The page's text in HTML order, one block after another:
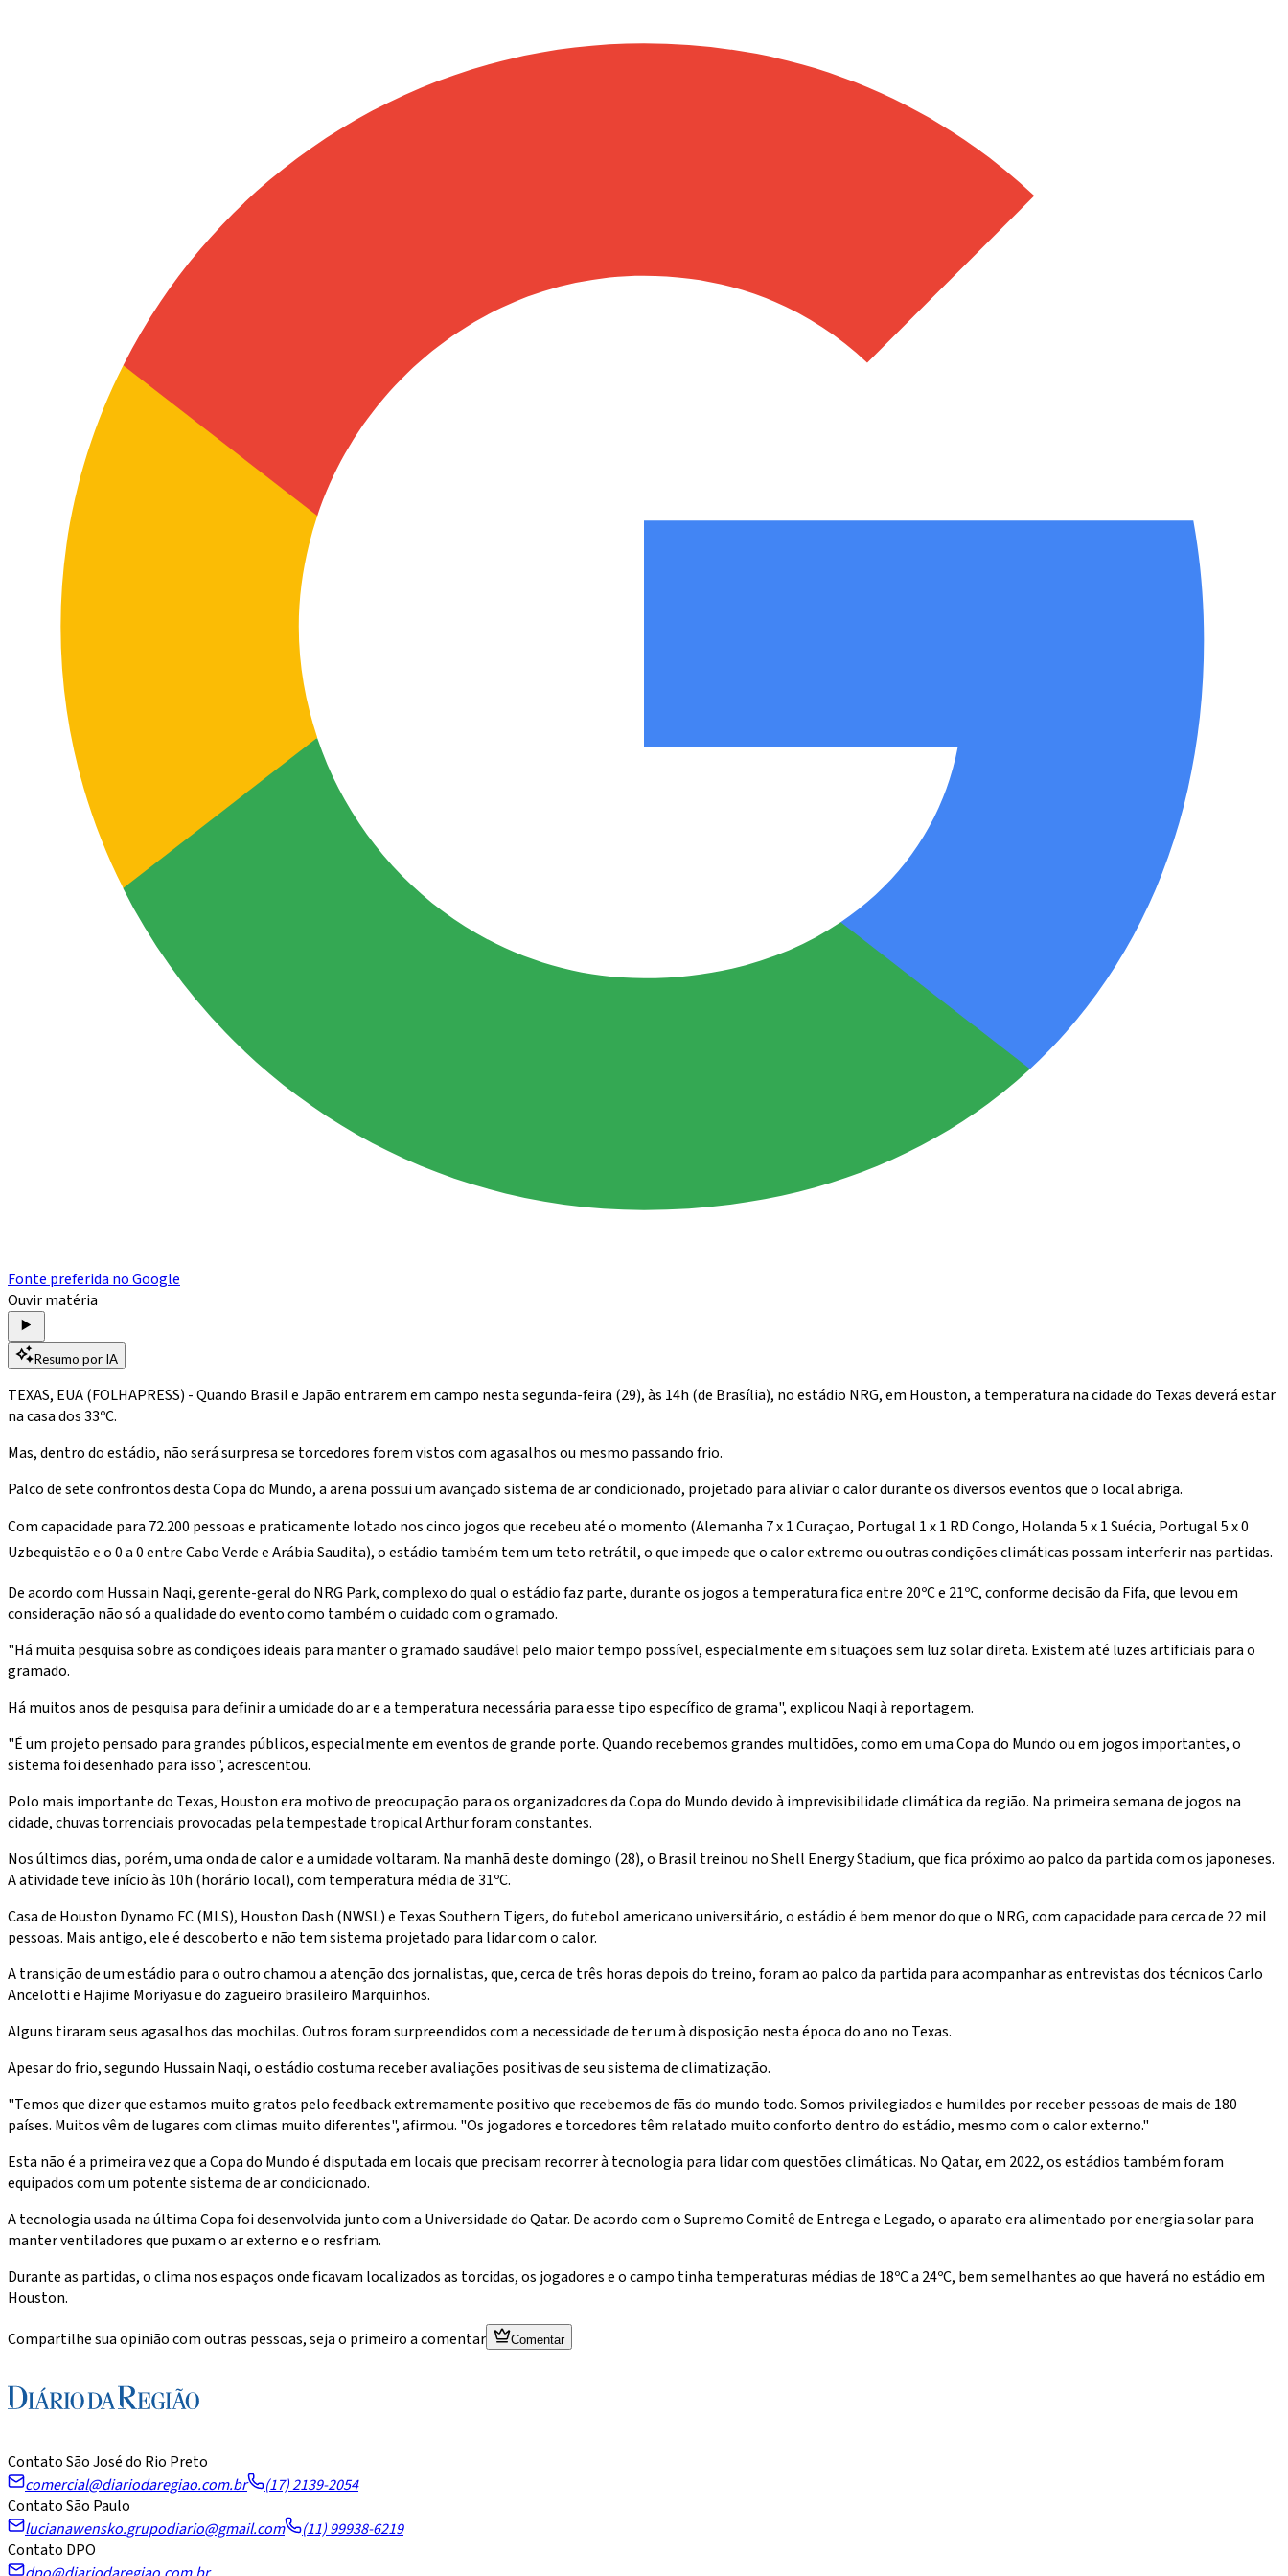
Fonte preferida no Google
Ouvir matéria
Resumo por IA
TEXAS, EUA (FOLHAPRESS) - Quando Brasil e Japão entrarem em campo nesta segunda-feira (29), às 14h (de Brasília), no estádio NRG, em Houston, a temperatura na cidade do Texas deverá estar
na casa dos 33ºC.
Mas, dentro do estádio, não será surpresa se torcedores forem vistos com agasalhos ou mesmo passando frio.
Palco de sete confrontos desta Copa do Mundo, a arena possui um avançado sistema de ar condicionado, projetado para aliviar o calor durante os diversos eventos que o local abriga.
Com capacidade para 72.200 pessoas e praticamente lotado nos cinco jogos que recebeu até o momento (Alemanha 7 x 1 Curaçao, Portugal 1 x 1 RD Congo, Holanda 5 x 1 Suécia, Portugal 5 x 0
Uzbequistão e o 0 a 0 entre Cabo Verde e Arábia Saudita), o estádio também tem um teto retrátil, o que impede que o calor extremo ou outras condições climáticas possam interferir nas partidas.
De acordo com Hussain Naqi, gerente-geral do NRG Park, complexo do qual o estádio faz parte, durante os jogos a temperatura fica entre 20ºC e 21ºC, conforme decisão da Fifa, que levou em
consideração não só a qualidade do evento como também o cuidado com o gramado.
"Há muita pesquisa sobre as condições ideais para manter o gramado saudável pelo maior tempo possível, especialmente em situações sem luz solar direta. Existem até luzes artificiais para o
gramado.
Há muitos anos de pesquisa para definir a umidade do ar e a temperatura necessária para esse tipo específico de grama", explicou Naqi à reportagem.
"É um projeto pensado para grandes públicos, especialmente em eventos de grande porte. Quando recebemos grandes multidões, como em uma Copa do Mundo ou em jogos importantes, o
sistema foi desenhado para isso", acrescentou.
Polo mais importante do Texas, Houston era motivo de preocupação para os organizadores da Copa do Mundo devido à imprevisibilidade climática da região. Na primeira semana de jogos na
cidade, chuvas torrenciais provocadas pela tempestade tropical Arthur foram constantes.
Nos últimos dias, porém, uma onda de calor e a umidade voltaram. Na manhã deste domingo (28), o Brasil treinou no Shell Energy Stadium, que fica próximo ao palco da partida com os japoneses.
A atividade teve início às 10h (horário local), com temperatura média de 31ºC.
Casa de Houston Dynamo FC (MLS), Houston Dash (NWSL) e Texas Southern Tigers, do futebol americano universitário, o estádio é bem menor do que o NRG, com capacidade para cerca de 22 mil
pessoas. Mais antigo, ele é descoberto e não tem sistema projetado para lidar com o calor.
A transição de um estádio para o outro chamou a atenção dos jornalistas, que, cerca de três horas depois do treino, foram ao palco da partida para acompanhar as entrevistas dos técnicos Carlo
Ancelotti e Hajime Moriyasu e do zagueiro brasileiro Marquinhos.
Alguns tiraram seus agasalhos das mochilas. Outros foram surpreendidos com a necessidade de ter um à disposição nesta época do ano no Texas.
Apesar do frio, segundo Hussain Naqi, o estádio costuma receber avaliações positivas de seu sistema de climatização.
"Temos que dizer que estamos muito gratos pelo feedback extremamente positivo que recebemos de fãs do mundo todo. Somos privilegiados e humildes por receber pessoas de mais de 180
países. Muitos vêm de lugares com climas muito diferentes", afirmou. "Os jogadores e torcedores têm relatado muito conforto dentro do estádio, mesmo com o calor externo."
Esta não é a primeira vez que a Copa do Mundo é disputada em locais que precisam recorrer à tecnologia para lidar com questões climáticas. No Qatar, em 2022, os estádios também foram
equipados com um potente sistema de ar condicionado.
A tecnologia usada na última Copa foi desenvolvida junto com a Universidade do Qatar. De acordo com o Supremo Comitê de Entrega e Legado, o aparato era alimentado por energia solar para
manter ventiladores que puxam o ar externo e o resfriam.
Durante as partidas, o clima nos espaços onde ficavam localizados as torcidas, os jogadores e o campo tinha temperaturas médias de 18ºC a 24ºC, bem semelhantes ao que haverá no estádio em
Houston.
Compartilhe sua opinião com outras pessoas, seja o primeiro a comentar
Comentar
Contato São José do Rio Preto
comercial@diariodaregiao.com.br
(17) 2139-2054
Contato São Paulo
lucianawensko.grupodiario@gmail.com
(11) 99938-6219
Contato DPO